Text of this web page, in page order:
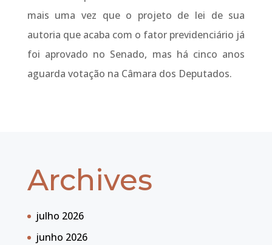
mais uma vez que o projeto de lei de sua
autoria que acaba com o fator previdenciário já
foi aprovado no Senado, mas há cinco anos
aguarda votação na Câmara dos Deputados.
Archives
julho 2026
junho 2026